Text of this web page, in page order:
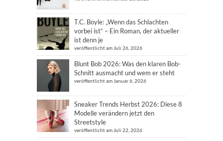
T.C. Boyle: „Wenn das Schlachten
vorbei ist“ – Ein Roman, der aktueller
ist denn je
veröffentlicht am Juli 26, 2026
Blunt Bob 2026: Was den klaren Bob-
Schnitt ausmacht und wem er steht
veröffentlicht am Januar 6, 2026
Sneaker Trends Herbst 2026: Diese 8
Modelle verändern jetzt den
Streetstyle
veröffentlicht am Juli 22, 2026